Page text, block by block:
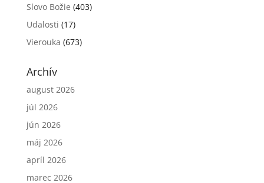
Slovo Božie (403)
Udalosti (17)
Vierouka (673)
Archív
august 2026
júl 2026
jún 2026
máj 2026
apríl 2026
marec 2026